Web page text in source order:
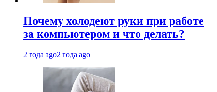
Почему холодеют руки при работе
за компьютером и что делать?
2 года ago2 года ago